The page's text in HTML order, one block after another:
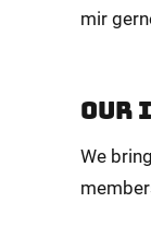
mir
OUR
We